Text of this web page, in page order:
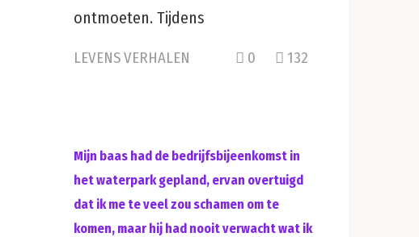
ontmoeten. Tijdens
LEVENS VERHALEN 0 132
Mijn baas had de bedrijfsbijeenkomst in
het waterpark gepland, ervan overtuigd
dat ik me te veel zou schamen om te
komen, maar hij had nooit verwacht wat ik